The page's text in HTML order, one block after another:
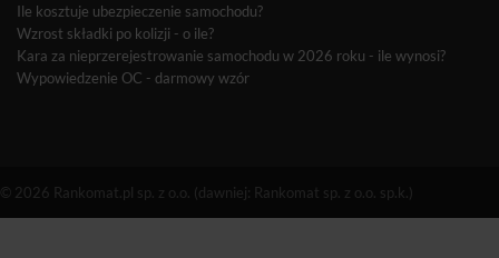
Ile kosztuje ubezpieczenie samochodu?
Wzrost składki po kolizji - o ile?
Kara za nieprzerejestrowanie samochodu w 2026 roku - ile wynosi?
Wypowiedzenie OC - darmowy wzór
© 2026 Rankomat.pl sp. z o.o. (dawniej: Rankomat sp. z o.o. sp.k.)